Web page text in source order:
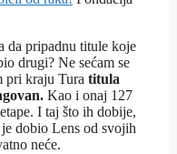
da pripadnu titule koje
drugi? Ne sećam se
pri kraju Tura titula
Kao i onaj 127
I taj što ih dobije,
dobio Lens od svojih
neće.